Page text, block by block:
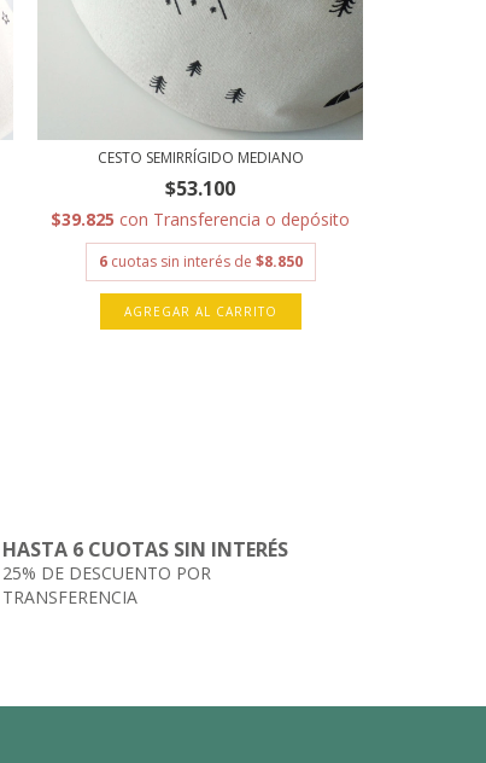
CESTO SEMIRRÍGIDO MEDIANO
$53.100
$39.825 con Transferencia o depósito
6 cuotas sin interés de $8.850
AGREGAR AL CARRITO
HASTA 6 CUOTAS SIN INTERÉS
25% DE DESCUENTO POR
TRANSFERENCIA